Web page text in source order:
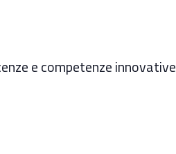
e competenze innovative